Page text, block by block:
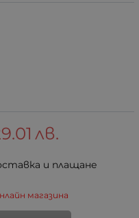
лв.
и плащане
магазина